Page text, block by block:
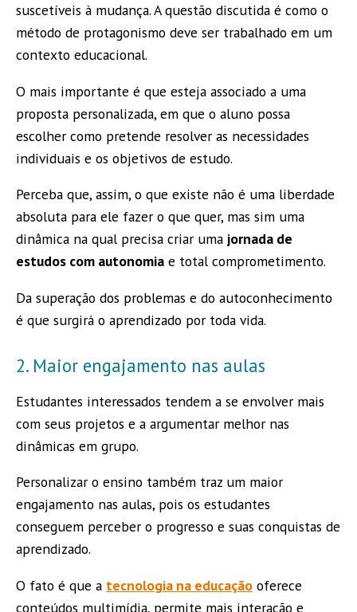
suscetíveis à mudança. A questão discutida é como o
método de protagonismo deve ser trabalhado em um
contexto educacional.
O mais importante é que esteja associado a uma
proposta personalizada, em que o aluno possa
escolher como pretende resolver as necessidades
individuais e os objetivos de estudo.
Perceba que, assim, o que existe não é uma liberdade
absoluta para ele fazer o que quer, mas sim uma
dinâmica na qual precisa criar uma jornada de
estudos com autonomia e total comprometimento.
Da superação dos problemas e do autoconhecimento
é que surgirá o aprendizado por toda vida.
2. Maior engajamento nas aulas
Estudantes interessados tendem a se envolver mais
com seus projetos e a argumentar melhor nas
dinâmicas em grupo.
Personalizar o ensino também traz um maior
engajamento nas aulas, pois os estudantes
conseguem perceber o progresso e suas conquistas de
aprendizado.
O fato é que a tecnologia na educação oferece
conteúdos multimídia, permite mais interação e